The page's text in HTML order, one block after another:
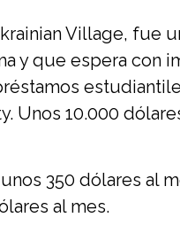
Village, fue
y que espera con
Unos 10.000
350 dólares al
al mes.